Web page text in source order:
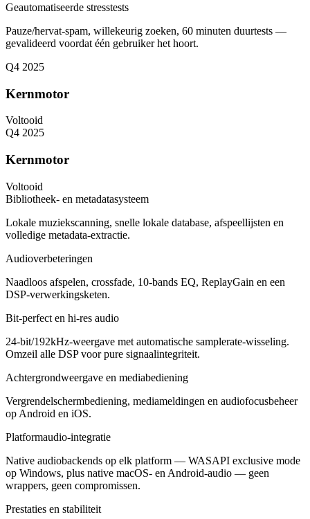
Geautomatiseerde stresstests
Pauze/hervat-spam, willekeurig zoeken, 60 minuten duurtests —
gevalideerd voordat één gebruiker het hoort.
Q4 2025
Kernmotor
Voltooid
Q4 2025
Kernmotor
Voltooid
Bibliotheek- en metadatasysteem
Lokale muziekscanning, snelle lokale database, afspeellijsten en
volledige metadata-extractie.
Audioverbeteringen
Naadloos afspelen, crossfade, 10-bands EQ, ReplayGain en een
DSP-verwerkingsketen.
Bit-perfect en hi-res audio
24-bit/192kHz-weergave met automatische samplerate-wisseling.
Omzeil alle DSP voor pure signaalintegriteit.
Achtergrondweergave en mediabediening
Vergrendelschermbediening, mediameldingen en audiofocusbeheer
op Android en iOS.
Platformaudio-integratie
Native audiobackends op elk platform — WASAPI exclusive mode
op Windows, plus native macOS- en Android-audio — geen
wrappers, geen compromissen.
Prestaties en stabiliteit